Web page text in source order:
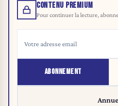
CONTENU PREMIUM
Pour continuer la lecture,
ABONNEMENT